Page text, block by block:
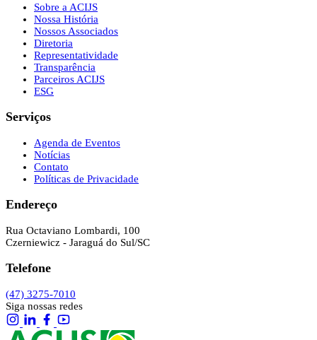
Sobre a ACIJS
Nossa História
Nossos Associados
Diretoria
Representatividade
Transparência
Parceiros ACIJS
ESG
Serviços
Agenda de Eventos
Notícias
Contato
Políticas de Privacidade
Endereço
Rua Octaviano Lombardi, 100
Czerniewicz - Jaraguá do Sul/SC
Telefone
(47) 3275-7010
Siga nossas redes